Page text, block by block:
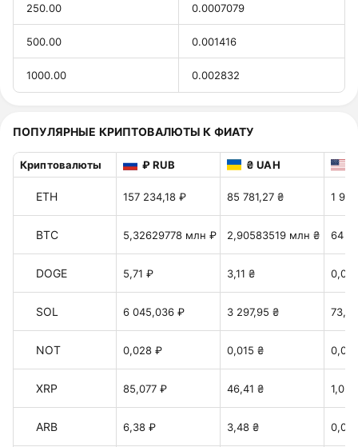
250.00 0.0007079
500.00 0.001416
1000.00 0.002832
ПОПУЛЯРНЫЕ КРИПТОВАЛЮТЫ К ФИАТУ
Криптовалюты ₽ RUB ₴ UAH
ETH 157 234,18 ₽ 85 781,27 ₴ 1
BTC 5,32629778 млн ₽ 2,90583519 млн ₴ 64
DOGE 5,71 ₽ 3,11 ₴
SOL 6 045,036 ₽ 3 297,95 ₴
NOT 0,028 ₽ 0,015 ₴
XRP 85,077 ₽ 46,41 ₴
ARB 6,38 ₽ 3,48 ₴